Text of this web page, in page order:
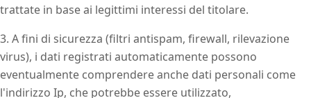
trattate in base ai legittimi interessi del titolare.
3. A fini di sicurezza (filtri antispam, firewall, rilevazione
virus), i dati registrati automaticamente possono
eventualmente comprendere anche dati personali come
l'indirizzo Ip, che potrebbe essere utilizzato,